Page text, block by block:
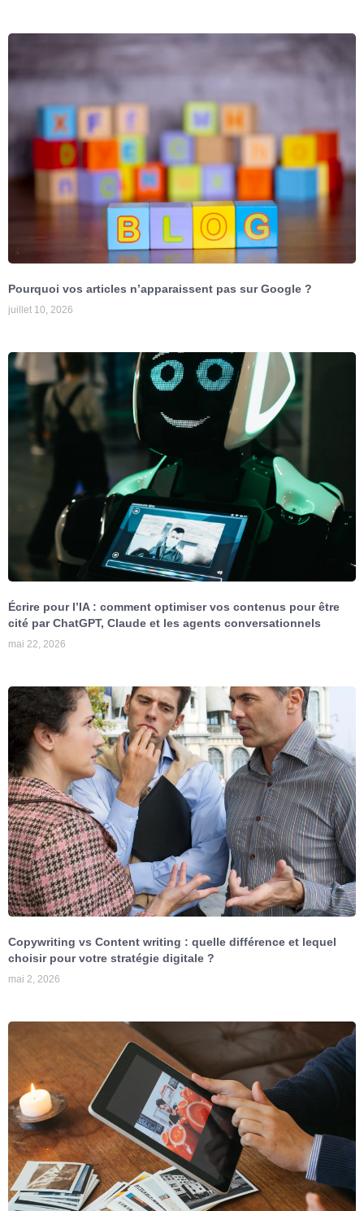
Pourquoi vos articles n’apparaissent pas sur Google ?
juillet 10, 2026
Écrire pour l’IA : comment optimiser vos contenus pour être
cité par ChatGPT, Claude et les agents conversationnels
mai 22, 2026
Copywriting vs Content writing : quelle différence et lequel
choisir pour votre stratégie digitale ?
mai 2, 2026